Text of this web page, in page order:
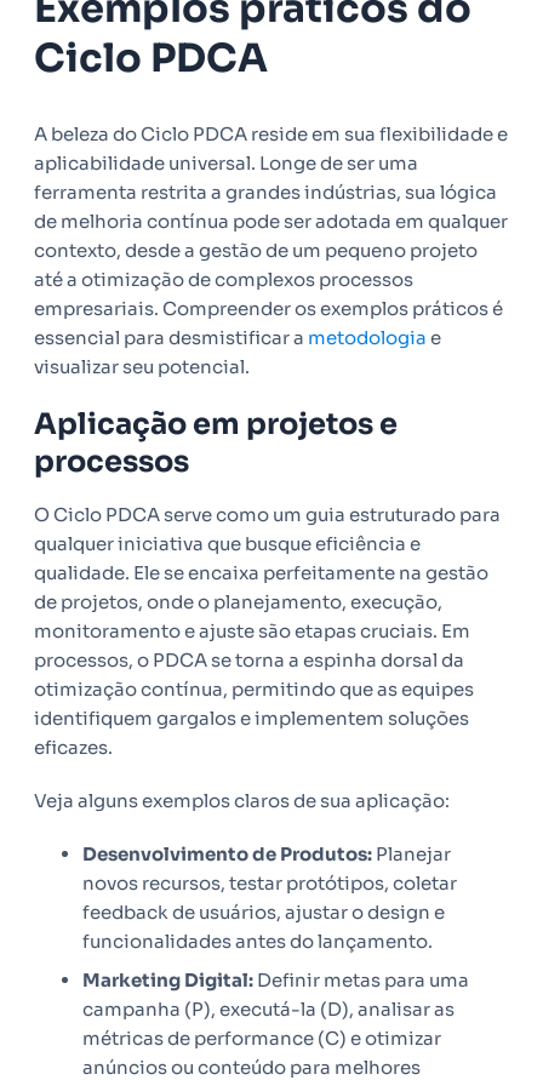
Ciclo PDCA
A beleza do Ciclo PDCA reside em sua flexibilidade e
aplicabilidade universal. Longe de ser uma
ferramenta restrita a grandes indústrias, sua lógica
de melhoria contínua pode ser adotada em qualquer
contexto, desde a gestão de um pequeno projeto
até a otimização de complexos processos
empresariais. Compreender os exemplos práticos é
essencial para desmistificar a metodologia e
visualizar seu potencial.
Aplicação em projetos e
processos
O Ciclo PDCA serve como um guia estruturado para
qualquer iniciativa que busque eficiência e
qualidade. Ele se encaixa perfeitamente na gestão
de projetos, onde o planejamento, execução,
monitoramento e ajuste são etapas cruciais. Em
processos, o PDCA se torna a espinha dorsal da
otimização contínua, permitindo que as equipes
identifiquem gargalos e implementem soluções
eficazes.
Veja alguns exemplos claros de sua aplicação:
Desenvolvimento de Produtos: Planejar
novos recursos, testar protótipos, coletar
feedback de usuários, ajustar o design e
funcionalidades antes do lançamento.
Marketing Digital: Definir metas para uma
campanha (P), executá-la (D), analisar as
métricas de performance (C) e otimizar
anúncios ou conteúdo para melhores